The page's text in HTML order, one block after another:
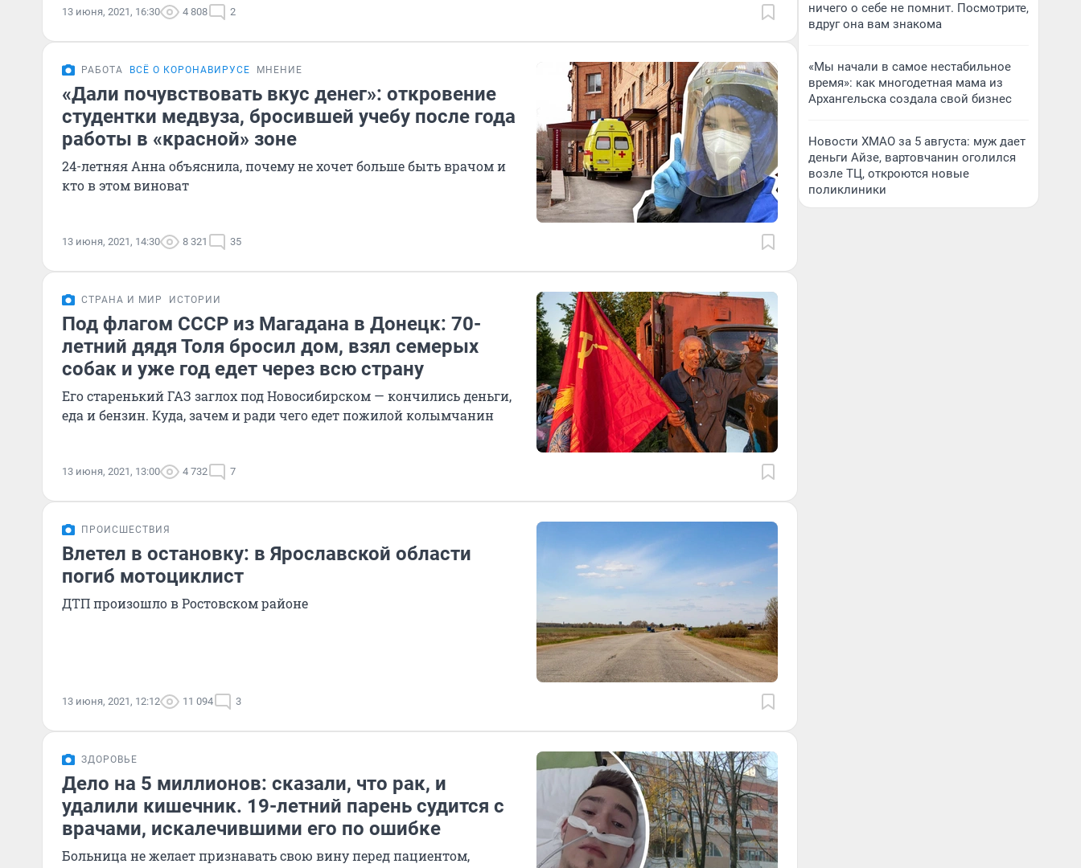
13 июня, 2021, 16:30 4 808 2
РАБОТА ВСЁ О КОРОНАВИРУСЕ МНЕНИЕ
«Дали почувствовать вкус денег»: откровение
студентки медвуза, бросившей учебу после года
работы в «красной» зоне
24-летняя Анна объяснила, почему не хочет больше быть врачом и
кто в этом виноват
13 июня, 2021, 14:30 8 321 35
СТРАНА И МИР ИСТОРИИ
Под флагом СССР из Магадана в Донецк: 70-
летний дядя Толя бросил дом, взял семерых
собак и уже год едет через всю страну
Его старенький ГАЗ заглох под Новосибирском — кончились деньги,
еда и бензин. Куда, зачем и ради чего едет пожилой колымчанин
13 июня, 2021, 13:00 4 732 7
ПРОИСШЕСТВИЯ
Влетел в остановку: в Ярославской области
погиб мотоциклист
ДТП произошло в Ростовском районе
13 июня, 2021, 12:12 11 094 3
ЗДОРОВЬЕ
Дело на 5 миллионов: сказали, что рак, и
удалили кишечник. 19-летний парень судится с
врачами, искалечившими его по ошибке
Больница не желает признавать свою вину перед пациентом,
ничего о себе не помнит. Посмотрите,
вдруг она вам знакома
«Мы начали в самое нестабильное
время»: как многодетная мама из
Архангельска создала свой бизнес
Новости ХМАО за 5 августа: муж дает
деньги Айзе, вартовчанин оголился
возле ТЦ, откроются новые
поликлиники